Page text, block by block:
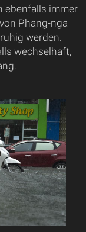
ebenfalls immer
Phang-nga
werden.
wechselhaft,